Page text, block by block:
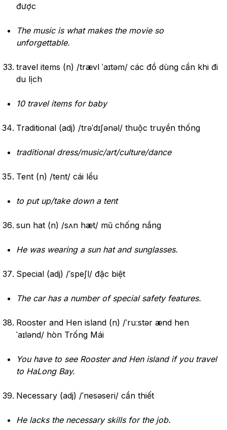
được
The music is what makes the movie so
unforgettable.
travel items (n) /trævl ˈaɪtəm/ các đồ dùng cần khi đi
du lịch
10 travel items for baby
Traditional (adj) /trəˈdɪʃənəl/ thuộc truyền thống
traditional dress/music/art/culture/dance
Tent (n) /tent/ cái lều
to put up/take down a tent
sun hat (n) /sʌn hæt/ mũ chống nắng
He was wearinga sun hatand sunglasses.
Special (adj) /ˈspeʃl/ đặc biệt
The carhas a numberof special safety features.
Rooster and Hen island (n) /ˈruːstər ænd hen
ˈaɪlənd/ hòn Trống Mái
You have to see Rooster and Hen island if you travel
to HaLong Bay.
Necessary (adj) /ˈnesəseri/ cần thiết
He lacksthe necessary skillsfor the job.